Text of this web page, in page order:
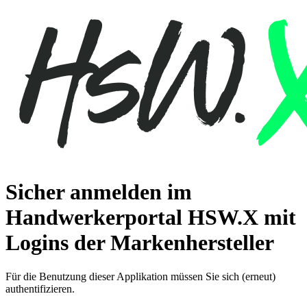
Sicher anmelden im
Handwerkerportal HSW.X mit
Logins der Markenhersteller
Für die Benutzung dieser Applikation müssen Sie sich (erneut)
authentifizieren.